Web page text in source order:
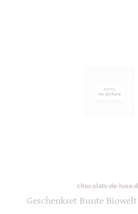
chocolats-de-
Geschenkset Bunte